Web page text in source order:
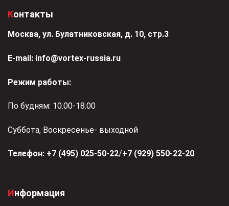
Контакты
Москва, ул. Булатниковская, д. 10, стр.3
Е-mail: info@vortex-russia.ru
Режим работы:
По будням: 10.00-18.00
Суббота, Воскресенье- выходной
Телефон: +7 (495) 025-50-22/+7 (929) 550-22-20
Информация